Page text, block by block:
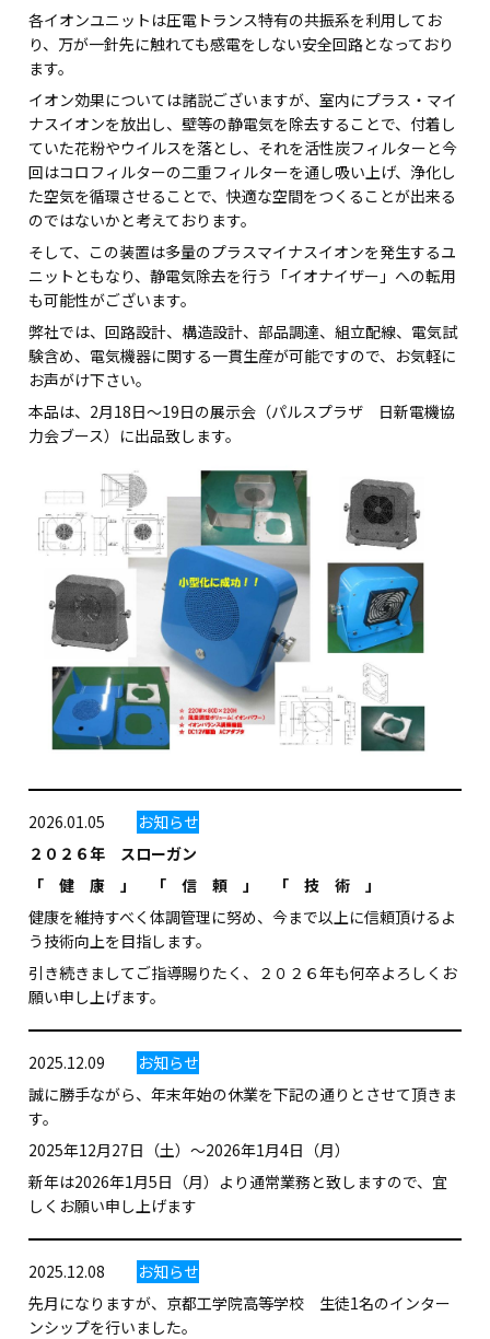
各イオンユニットは圧電トランス特有の共振系を利用してお
り、万が一針先に触れても感電をしない安全回路となっており
ます。
イオン効果については諸説ございますが、室内にプラス・マイ
ナスイオンを放出し、壁等の静電気を除去することで、付着し
ていた花粉やウイルスを落とし、それを活性炭フィルターと今
回はコロフィルターの二重フィルターを通し吸い上げ、浄化し
た空気を循環させることで、快適な空間をつくることが出来る
のではないかと考えております。
そして、この装置は多量のプラスマイナスイオンを発生するユ
ニットともなり、静電気除去を行う「イオナイザー」への転用
も可能性がございます。
弊社では、回路設計、構造設計、部品調達、組立配線、電気試
験含め、電気機器に関する一貫生産が可能ですので、お気軽に
お声がけ下さい。
本品は、2月18日～19日の展示会（パルスプラザ 日新電機協
力会ブース）に出品致します。
2026.01.05
お知らせ
２０２６年 スローガン
「 健 康 」 「 信 頼 」 「 技 術 」
健康を維持すべく体調管理に努め、今まで以上に信頼頂けるよ
う技術向上を目指します。
引き続きましてご指導賜りたく、２０２６年も何卒よろしくお
願い申し上げます。
2025.12.09
お知らせ
誠に勝手ながら、年末年始の休業を下記の通りとさせて頂きま
す。
2025年12月27日（土）～2026年1月4日（月）
新年は2026年1月5日（月）より通常業務と致しますので、宜
しくお願い申し上げます
2025.12.08
お知らせ
先月になりますが、京都工学院高等学校 生徒1名のインター
ンシップを行いました。